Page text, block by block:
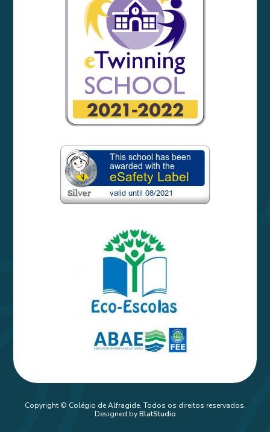
Copyright © Colégio de Alfragide. Todos os direitos reservados.
Designed byBlatStudio